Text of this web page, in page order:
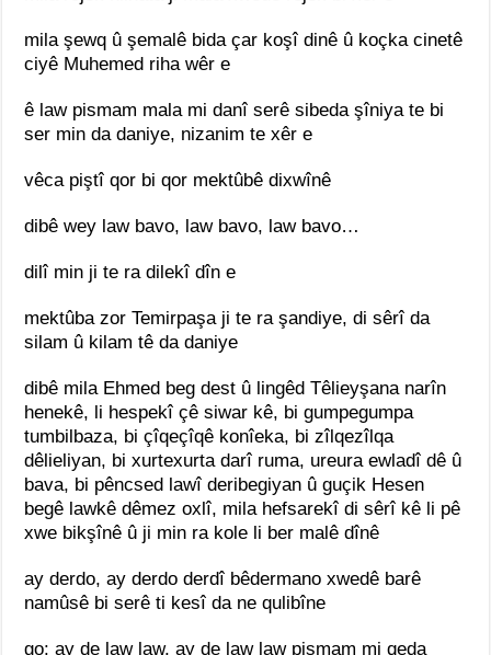
mila şewq û şemalê bida çar koşî dinê û koçka cinetê
ciyê Muhemed riha wêr e
ê law pismam mala mi danî serê sibeda şîniya te bi
ser min da daniye, nizanim te xêr e
vêca piştî qor bi qor mektûbê dixwînê
dibê wey law bavo, law bavo, law bavo…
dilî min ji te ra dilekî dîn e
mektûba zor Temirpaşa ji te ra şandiye, di sêrî da
silam û kilam tê da daniye
dibê mila Ehmed beg dest û lingêd Têlieyşana narîn
henekê, li hespekî çê siwar kê, bi gumpegumpa
tumbilbaza, bi çîqeçîqê konîeka, bi zîlqezîlqa
dêlieliyan, bi xurtexurta darî ruma, ureura ewladî dê û
bava, bi pêncsed lawî deribegiyan û guçik Hesen
begê lawkê dêmez oxlî, mila hefsarekî di sêrî kê li pê
xwe bikşînê û ji min ra kole li ber malê dînê
ay derdo, ay derdo derdî bêdermano xwedê barê
namûsê bi serê ti kesî da ne qulibîne
go: ay de law law, ay de law law pismam mi qeda